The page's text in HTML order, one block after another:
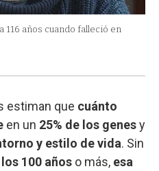
116 años cuando falleció en
estiman que cuánto
en un 25% de los genesy
y estilo de vida. Sin
100 años o más, esa